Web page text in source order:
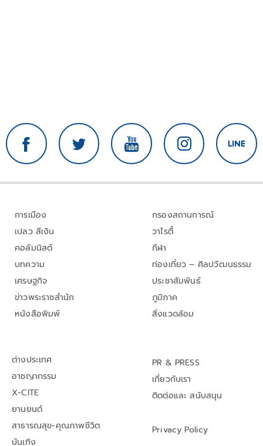
การเมือง
เปลว สีเงิน
คอลัมนิสต์
บทความ
เศรษฐกิจ
ข่าวพระราชสำนัก
หนังสือพิมพ์
กรองสถานการณ์
วาไรตี้
กีฬา
ท่องเที่ยว – ศิลปวัฒนธรรม
ประชาสัมพันธ์
ภูมิภาค
สิ่งแวดล้อม
ต่างประเทศ
อาชญากรรม
X-CITE
ยานยนต์
สาธารณสุข-คุณภาพชีวิต
บันเทิง
PR & PRESS
เกี่ยวกับเรา
ติดต่อและ สนับสนุน
Privacy Policy